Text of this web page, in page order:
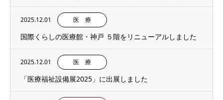
2025.12.01 医 療
国際くらしの医療館・神戸 ５階をリニューアルしました
2025.12.01 医 療
「医療福祉設備展2025」に出展しました